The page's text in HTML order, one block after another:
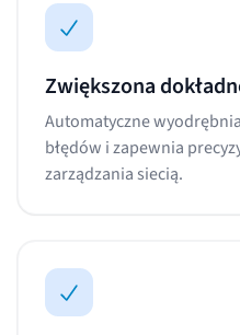
Zwiększona
Automatyczne
błędów i zapewnia
zarządzania siecią.